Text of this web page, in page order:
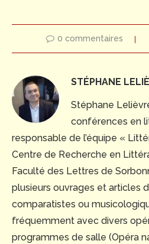
0 commentaires
STÉPHANE
Stéphane
conférences en
responsable de l’équipe «
Centre de Recherche en
Faculté des Lettres de
plusieurs ouvrages et articles
comparatistes ou
fréquemment avec divers
programmes de salle (Opéra